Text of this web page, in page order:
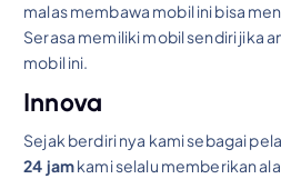
malas membawa mobil ini bisa
Serasa memiliki mobil sendiri jika
mobil ini.
Innova
Sejak berdiri nya kami sebagai
24 jamkami selalu memberikan